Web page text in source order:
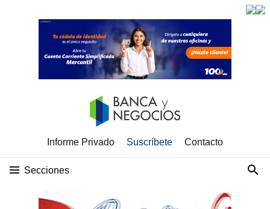
Informe Privado Suscríbete Contacto
Secciones